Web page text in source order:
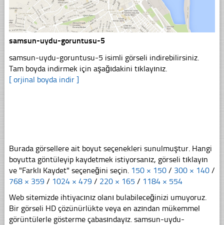
samsun-uydu-goruntusu-5
samsun-uydu-goruntusu-5 isimli görseli indirebilirsiniz.
Tam boyda indirmek için aşağıdakini tıklayınız.
[ orjinal boyda indir ]
Burada görsellere ait boyut seçenekleri sunulmuştur. Hangi
boyutta göntüleyip kaydetmek istiyorsanız, görseli tıklayın
ve "Farklı Kaydet" seçeneğini seçin. 150 × 150 / 300 × 140 /
768 × 359 / 1024 × 479 / 220 × 165 / 1184 × 554
Web sitemizde ihtiyacınız olanı bulabileceğinizi umuyoruz.
Bir görseli HD çözünürlükte veya en azından mükemmel
görüntülerle gösterme çabasındayız. samsun-uydu-